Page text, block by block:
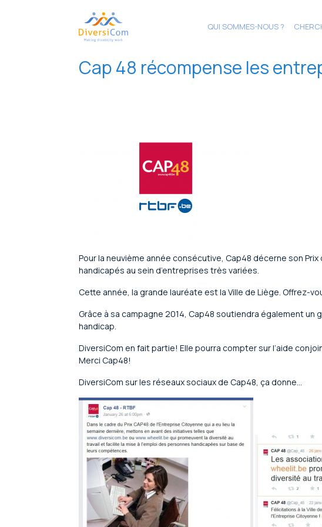
QUI SOMMES-NOUS ?
Cap 48 récompense les
Pour la neuvième année consécutive, Cap48 décerne son
handicapés au sein d’entreprises très variées.
Cette année, la grande lauréate est la Ville de Liège. Offrez-
Grâce à sa campagne 2014, Cap48 soutiendra également
handicap.
DiversiCom en fait partie! Elle pourra compter sur l’aide
Merci Cap48!
DiversiCom sur les réseaux sociaux de Cap48, ça donne…